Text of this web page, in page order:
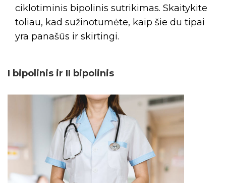
ciklotiminis bipolinis sutrikimas. Skaitykite
toliau, kad sužinotumėte, kaip šie du tipai
yra panašūs ir skirtingi.
I bipolinis ir II bipolinis